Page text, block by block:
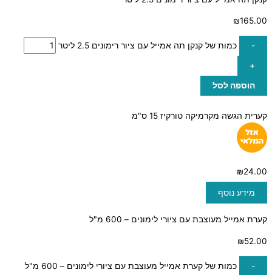
₪165.00
- כמות של קנקן תה אמייל עם ציור רימונים 2.5 ליטר
+
הוספה לסל
קערית הגשה מקרמיקה טורקיז 15 ס"מ
₪24.00
מידע נוסף
קערת אמייל מעוצבת עם ציורי לימונים – 600 מ"ל
₪52.00
- כמות של קערת אמייל מעוצבת עם ציורי לימונים – 600 מ"ל